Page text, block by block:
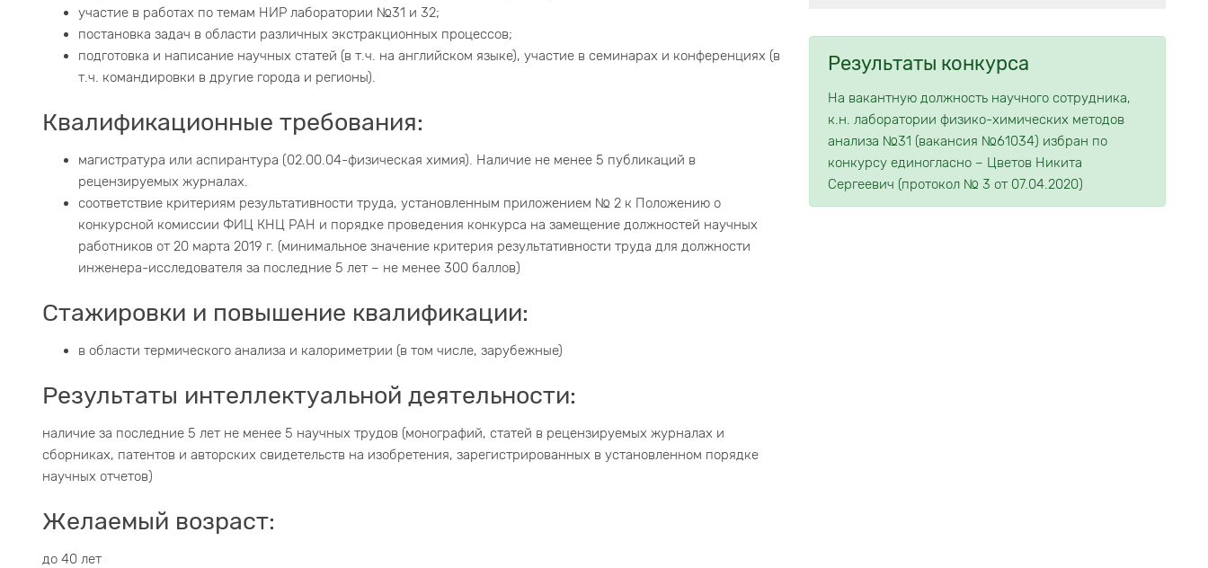
участие в работах по темам НИР лаборатории №31 и 32;
постановка задач в области различных экстракционных процессов;
подготовка и написание научных статей (в т.ч. на английском языке), участие в семинарах и конференциях (в
т.ч. командировки в другие города и регионы).
Квалификационные требования:
магистратура или аспирантура (02.00.04-физическая химия). Наличие не менее 5 публикаций в
рецензируемых журналах.
соответствие критериям результативности труда, установленным приложением № 2 к Положению о
конкурсной комиссии ФИЦ КНЦ РАН и порядке проведения конкурса на замещение должностей научных
работников от 20 марта 2019 г. (минимальное значение критерия результативности труда для должности
инженера-исследователя за последние 5 лет – не менее 300 баллов)
Стажировки и повышение квалификации:
в области термического анализа и калориметрии (в том числе, зарубежные)
Результаты интеллектуальной деятельности:
наличие за последние 5 лет не менее 5 научных трудов (монографий, статей в рецензируемых журналах и
сборниках, патентов и авторских свидетельств на изобретения, зарегистрированных в установленном порядке
научных отчетов)
Желаемый возраст:
до 40 лет
Результаты конкурса
На вакантную должность научного сотрудника,
к.н. лаборатории физико-химических методов
анализа №31 (вакансия №61034) избран по
конкурсу единогласно – Цветов Никита
Сергеевич (протокол № 3 от 07.04.2020)